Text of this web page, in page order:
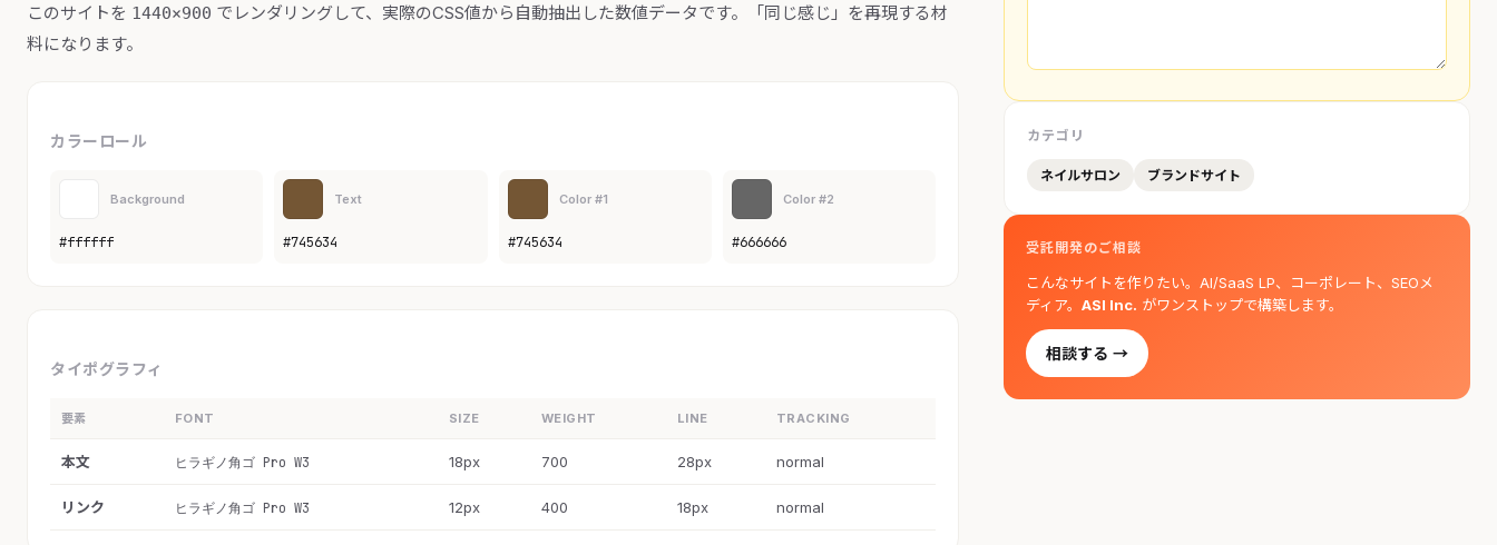
このサイトを 1440×900 でレンダリングして、実際のCSS値から自動抽出した数値データです。「同じ感じ」を再現する材
料になります。
カラーロール
Background
#ffffff
Text
#745634
Color #1
#745634
Color #2
#666666
タイポグラフィ
要素 FONT SIZE WEIGHT LINE TRACKING
本文 ヒラギノ角ゴ Pro W3 18px 700 28px normal
リンク ヒラギノ角ゴ Pro W3 12px 400 18px normal
カテゴリ
ネイルサロン ブランドサイト
受託開発のご相談
こんなサイトを作りたい。AI/SaaS LP、コーポレート、SEOメ
ディア。ASI Inc. がワンストップで構築します。
相談する →